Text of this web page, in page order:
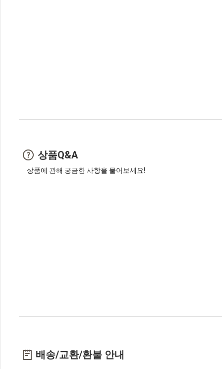
상품Q&A
상품에 관해 궁금한 사항을 물어보세요!
배송/교환/환불 안내